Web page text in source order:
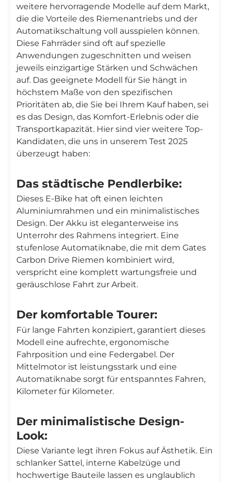
weitere hervorragende Modelle auf dem Markt,
die die Vorteile des Riemenantriebs und der
Automatikschaltung voll ausspielen können.
Diese Fahrräder sind oft auf spezielle
Anwendungen zugeschnitten und weisen
jeweils einzigartige Stärken und Schwächen
auf. Das geeignete Modell für Sie hängt in
höchstem Maße von den spezifischen
Prioritäten ab, die Sie bei Ihrem Kauf haben, sei
es das Design, das Komfort-Erlebnis oder die
Transportkapazität. Hier sind vier weitere Top-
Kandidaten, die uns in unserem Test 2025
überzeugt haben:
Das städtische Pendlerbike:
Dieses E-Bike hat oft einen leichten
Aluminiumrahmen und ein minimalistisches
Design. Der Akku ist eleganterweise ins
Unterrohr des Rahmens integriert. Eine
stufenlose Automatiknabe, die mit dem Gates
Carbon Drive Riemen kombiniert wird,
verspricht eine komplett wartungsfreie und
geräuschlose Fahrt zur Arbeit.
Der komfortable Tourer:
Für lange Fahrten konzipiert, garantiert dieses
Modell eine aufrechte, ergonomische
Fahrposition und eine Federgabel. Der
Mittelmotor ist leistungsstark und eine
Automatiknabe sorgt für entspanntes Fahren,
Kilometer für Kilometer.
Der minimalistische Design-
Look:
Diese Variante legt ihren Fokus auf Ästhetik. Ein
schlanker Sattel, interne Kabelzüge und
hochwertige Bauteile lassen es unglaublich